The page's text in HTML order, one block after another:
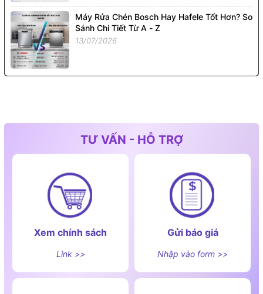
Máy Rửa Chén Bosch Hay Hafele Tốt Hơn? So
Sánh Chi Tiết Từ A - Z
13/07/2026
TƯ VẤN - HỖ TRỢ
Xem chính sách
Link >>
Gửi báo giá
Nhập vào form >>